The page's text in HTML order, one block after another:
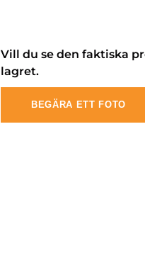
Vill du se den faktiska
lagret.
BEGÄRA ETT FOTO